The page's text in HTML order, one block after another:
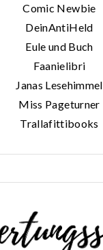
Comic Newbie
DeinAntiHeld
Eule und Buch
Faanielibri
Janas Lesehimmel
Miss Pageturner
Trallafittibooks